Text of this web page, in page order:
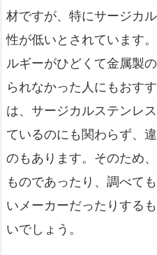
材ですが、特にサージカ
性が低いとされています
ルギーがひどくて金属製
られなかった人にもおす
は、サージカルステンレ
ているのにも関わらず、
のもあります。そのため
ものであったり、調べて
いメーカーだったりする
いでしょう。